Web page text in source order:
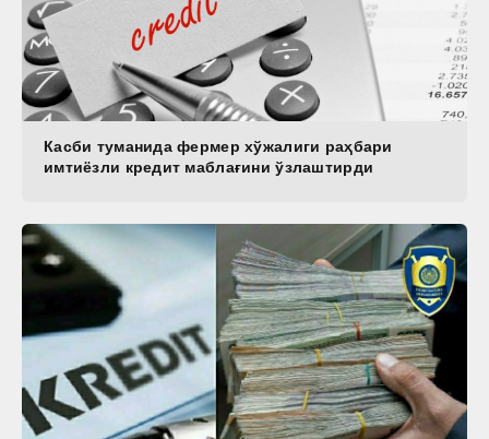
Касби туманида фермер хўжалиги раҳбари
имтиёзли кредит маблағини ўзлаштирди